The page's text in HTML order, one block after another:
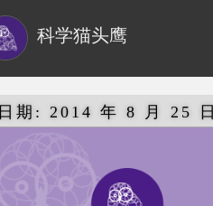
科学猫头鹰
日期: 2014 年 8 月 25 日